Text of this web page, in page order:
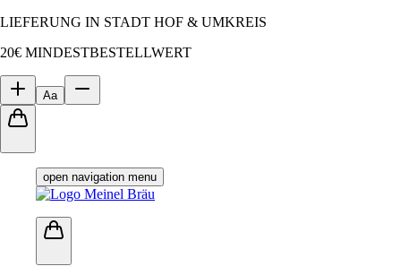
LIEFERUNG IN STADT HOF & UMKREIS
20€ MINDESTBESTELLWERT
Aa
open navigation menu